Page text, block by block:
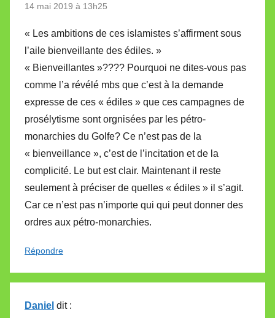
14 mai 2019 à 13h25
« Les ambitions de ces islamistes s’affirment sous
l’aile bienveillante des édiles. »
« Bienveillantes »???? Pourquoi ne dites-vous pas
comme l’a révélé mbs que c’est à la demande
expresse de ces « édiles » que ces campagnes de
prosélytisme sont orgnisées par les pétro-
monarchies du Golfe? Ce n’est pas de la
« bienveillance », c’est de l’incitation et de la
complicité. Le but est clair. Maintenant il reste
seulement à préciser de quelles « édiles » il s’agit.
Car ce n’est pas n’importe qui qui peut donner des
ordres aux pétro-monarchies.
Répondre
Daniel dit :